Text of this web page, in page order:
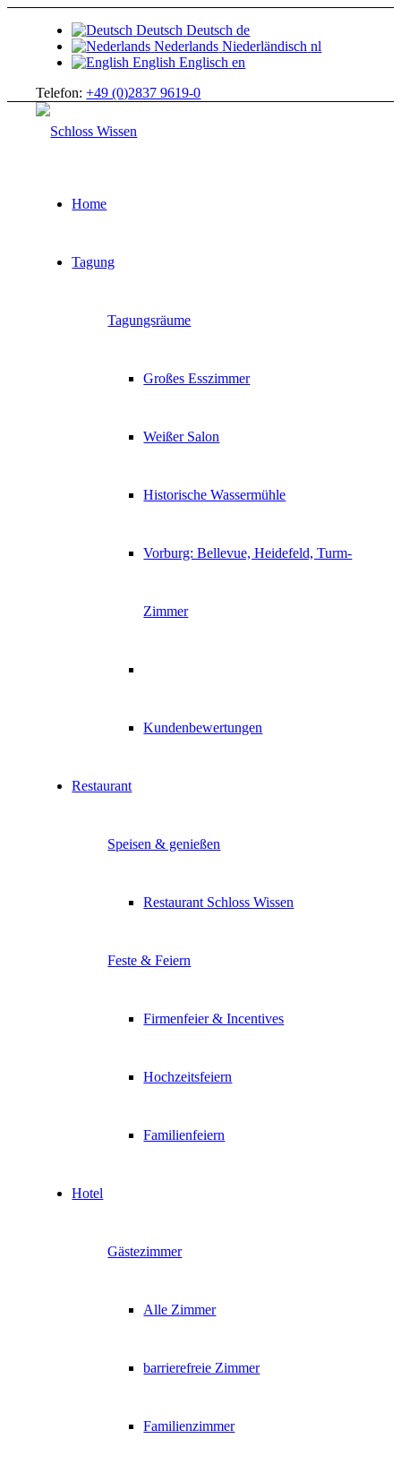
Deutsch Deutsch de
Nederlands Niederländisch nl
English Englisch en
Telefon:+49 (0)2837 9619-0
Home
Tagung
Tagungsräume
Großes Esszimmer
Weißer Salon
Historische Wassermühle
Vorburg: Bellevue, Heidefeld, Turm-
Zimmer
Kundenbewertungen
Restaurant
Speisen & genießen
Restaurant Schloss Wissen
Feste & Feiern
Firmenfeier & Incentives
Hochzeitsfeiern
Familienfeiern
Hotel
Gästezimmer
Alle Zimmer
barrierefreie Zimmer
Familienzimmer